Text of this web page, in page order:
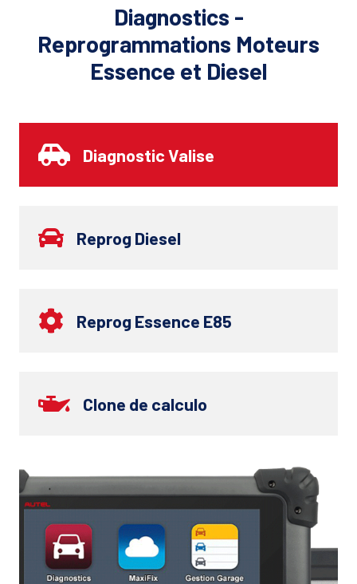
Diagnostics -
Reprogrammations Moteurs
Essence et Diesel
Diagnostic Valise
Reprog Diesel
Reprog Essence E85
Clone de calculo